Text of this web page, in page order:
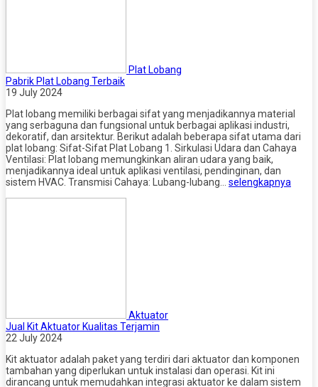
Plat Lobang
Pabrik Plat Lobang Terbaik
19 July 2024
Plat lobang memiliki berbagai sifat yang menjadikannya material
yang serbaguna dan fungsional untuk berbagai aplikasi industri,
dekoratif, dan arsitektur. Berikut adalah beberapa sifat utama dari
plat lobang: Sifat-Sifat Plat Lobang 1. Sirkulasi Udara dan Cahaya
Ventilasi: Plat lobang memungkinkan aliran udara yang baik,
menjadikannya ideal untuk aplikasi ventilasi, pendinginan, dan
sistem HVAC. Transmisi Cahaya: Lubang-lubang… selengkapnya
Aktuator
Jual Kit Aktuator Kualitas Terjamin
22 July 2024
Kit aktuator adalah paket yang terdiri dari aktuator dan komponen
tambahan yang diperlukan untuk instalasi dan operasi. Kit ini
dirancang untuk memudahkan integrasi aktuator ke dalam sistem